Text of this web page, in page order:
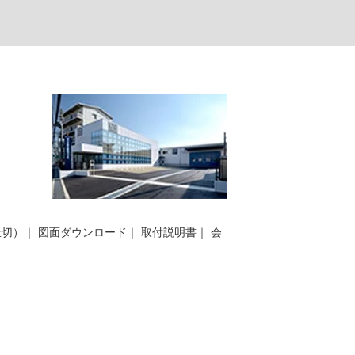
） ｜ 図面ダウンロード ｜ 取付説明書 ｜ 会